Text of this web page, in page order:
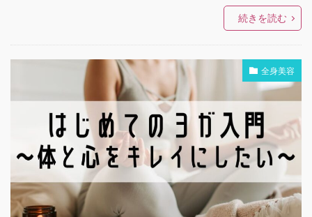
続きを読む
全身美容